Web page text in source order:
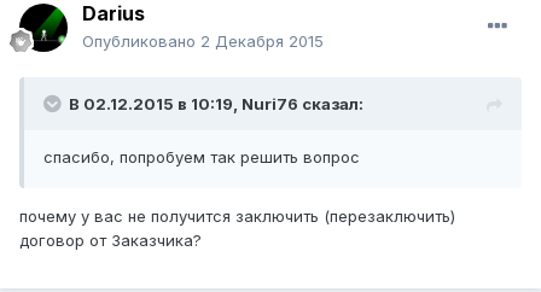
Darius
Опубликовано 2 Декабря 2015
В 02.12.2015 в 10:19, Nuri76 сказал:
спасибо, попробуем так решить вопрос
почему у вас не получится заключить (перезаключить)
договор от Заказчика?